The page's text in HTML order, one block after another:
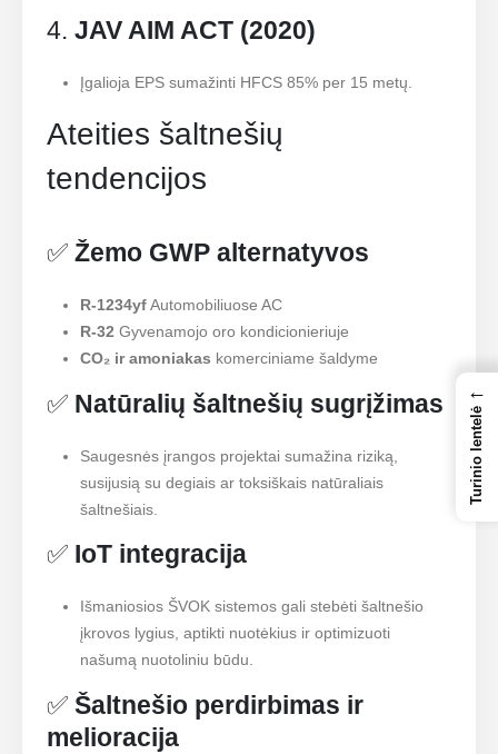
4.JAV AIM ACT (2020)
Įgalioja EPS sumažinti HFCS 85% per 15 metų.
Ateities šaltnešių
tendencijos
✅Žemo GWP alternatyvos
R-1234yfAutomobiliuose AC
R-32 Gyvenamojo oro kondicionieriuje
CO₂ ir amoniakas komerciniame šaldyme
✅ Natūralių šaltnešių sugrįžimas
Saugesnės įrangos projektai sumažina riziką,
susijusią su degiais ar toksiškais natūraliais
šaltnešiais.
✅ IoT integracija
Išmaniosios ŠVOK sistemos gali stebėti šaltnešio
įkrovos lygius, aptikti nuotėkius ir optimizuoti
našumą nuotoliniu būdu.
✅Šaltnešio perdirbimas ir
melioracija
←
Turinio lentelė